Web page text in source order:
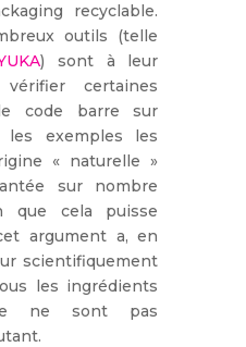
recyclable.
outils (telle
) sont à leur
certaines
code barre sur
les exemples les
« naturelle »
sur nombre
que cela puisse
argument a, en
scientifiquement
les ingrédients
ne sont pas